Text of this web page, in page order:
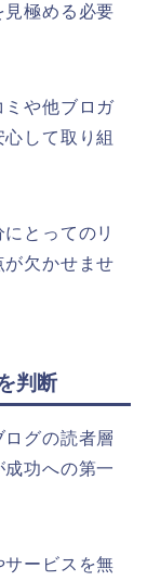
見極める必要
ミや他ブロガ
して取り組
とってのリ
が欠かせませ
判断
グの読者層
功への第一
ービスを無